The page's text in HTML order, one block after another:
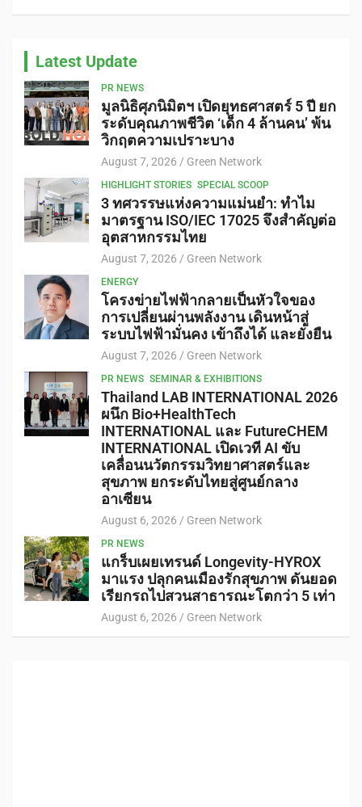
Latest Update
PR NEWS
มูลนิธิศุภนิมิตฯ เปิดยุทธศาสตร์ 5 ปี ยก
ระดับคุณภาพชีวิต ‘เด็ก 4 ล้านคน’ พ้น
วิกฤตความเปราะบาง
August 7, 2026 Green Network
HIGHLIGHT STORIES SPECIAL SCOOP
3 ทศวรรษแห่งความแม่นยำ: ทำไม
มาตรฐาน ISO/IEC 17025 จึงสำคัญต่อ
อุตสาหกรรมไทย
August 7, 2026 Green Network
ENERGY
โครงข่ายไฟฟ้ากลายเป็นหัวใจของ
การเปลี่ยนผ่านพลังงาน เดินหน้าสู่
ระบบไฟฟ้ามั่นคง เข้าถึงได้ และยั่งยืน
August 7, 2026 Green Network
PR NEWS SEMINAR & EXHIBITIONS
Thailand LAB INTERNATIONAL 2026
ผนึก Bio+HealthTech
INTERNATIONAL และ FutureCHEM
INTERNATIONAL เปิดเวที AI ขับ
เคลื่อนนวัตกรรมวิทยาศาสตร์และ
สุขภาพ ยกระดับไทยสู่ศูนย์กลาง
อาเซียน
August 6, 2026 Green Network
PR NEWS
แกร็บเผยเทรนด์ Longevity-HYROX
มาแรง ปลุกคนเมืองรักสุขภาพ ดันยอด
เรียกรถไปสวนสาธารณะโตกว่า 5 เท่า
August 6, 2026 Green Network